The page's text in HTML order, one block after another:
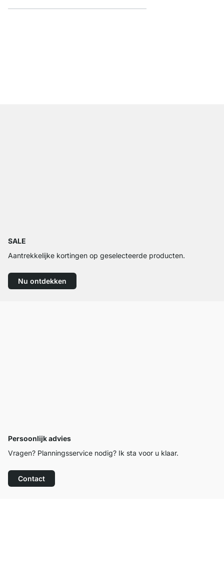
SALE
Aantrekkelijke kortingen op geselecteerde producten.
Nu ontdekken
Persoonlijk advies
Vragen? Planningsservice nodig? Ik sta voor u klaar.
Contact